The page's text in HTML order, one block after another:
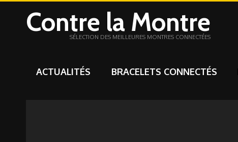
Contre la Montre
SÉLECTION DES MEILLEURES MONTRES CONNECTÉES
ACTUALITÉS BRACELETS CONNECTÉS